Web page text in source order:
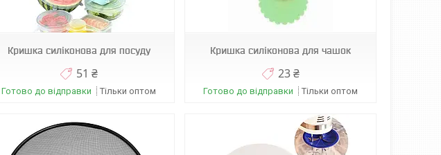
Кришка силіконова для посуду
51 ₴
Готово до відправки Тільки оптом
03277
Кришка силіконова для чашок
23 ₴
Готово до відправки Тільки оптом